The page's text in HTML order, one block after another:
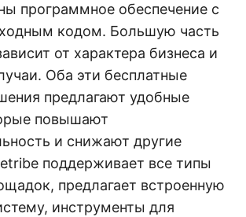
программное обеспечение с
кодом. Большую часть
от характера бизнеса и
Оба эти бесплатные
предлагают удобные
повышают
и снижают другие
поддерживает все типы
предлагает встроенную
инструменты для